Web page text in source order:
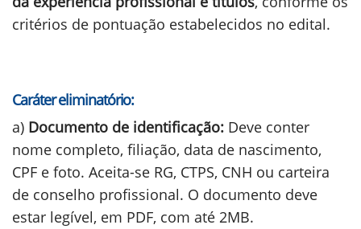
critérios de pontuação estabelecidos no edital.
Caráter eliminatório:
a) Documento de identificação: Deve conter
nome completo, filiação, data de nascimento,
CPF e foto. Aceita-se RG, CTPS, CNH ou carteira
de conselho profissional. O documento deve
estar legível, em PDF, com até 2MB.